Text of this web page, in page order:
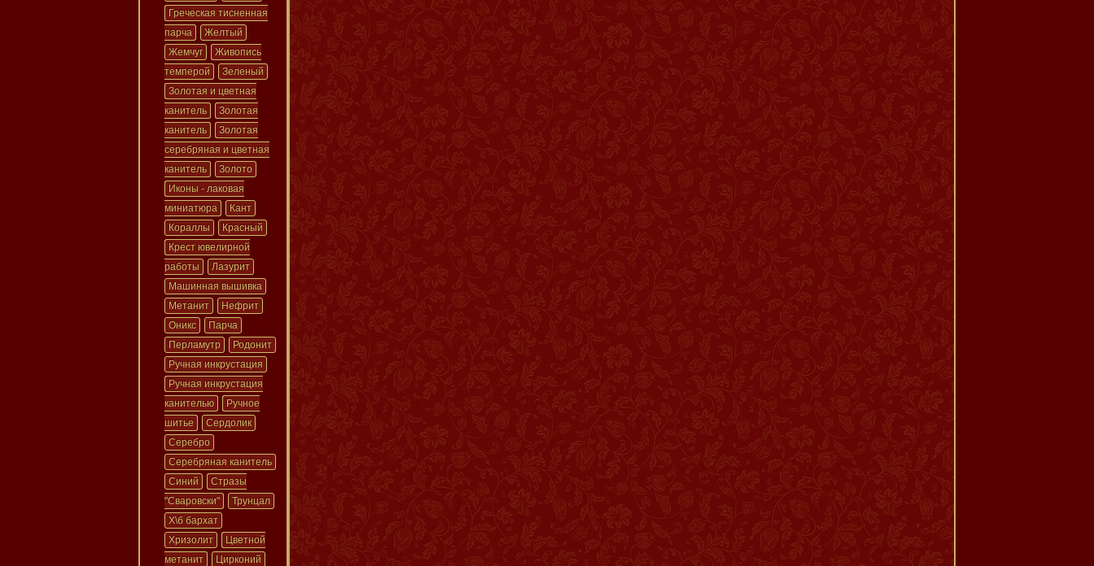
Греческая тисненная
парча
Желтый
Жемчуг
Живопись
темперой
Зеленый
Золотая и цветная
канитель
Золотая
канитель
Золотая
серебряная и цветная
канитель
Золото
Иконы - лаковая
миниатюра
Кант
Кораллы
Красный
Крест ювелирной
работы
Лазурит
Машинная вышивка
Метанит
Нефрит
Оникс
Парча
Перламутр
Родонит
Ручная инкрустация
Ручная инкрустация
канителью
Ручное
шитье
Сердолик
Серебро
Серебряная канитель
Синий
Стразы
"Сваровски"
Трунцал
Х\б бархат
Хризолит
Цветной
метанит
Цирконий